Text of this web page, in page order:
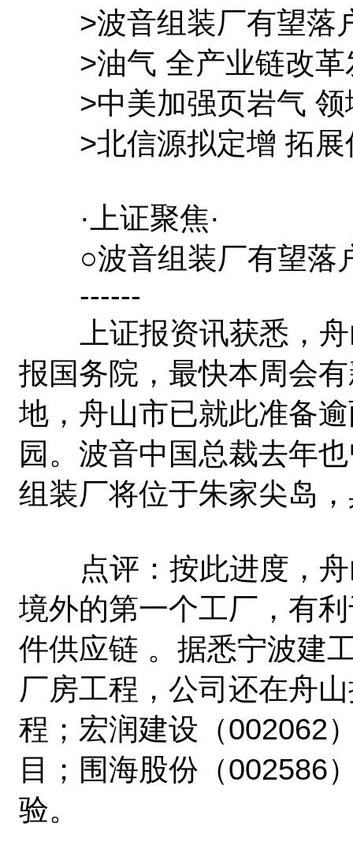
>波音组装厂有望落
>油气 全产业链改革
>中美加强页岩气 领
>北信源拟定增 拓展
·上证聚焦·
○波音组装厂有望落
------
上证报资讯获悉，舟
报国务院，最快本周会
地，舟山市已就此准备
园。波音中国总裁去年
组装厂将位于朱家尖岛
点评：按此进度，舟
境外的第一个工厂，有
件供应链 。据悉宁波建
厂房工程，公司还在舟
程；宏润建设（002062
目；围海股份（002586
验。